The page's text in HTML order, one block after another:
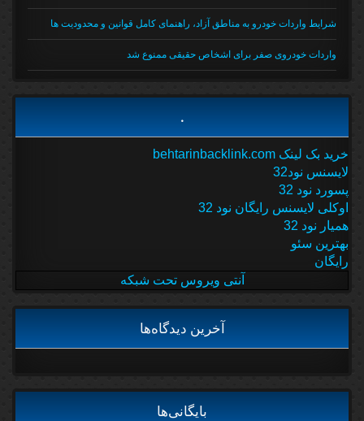
شرایط واردات خودرو به مناطق آزاد، راهنمای کامل قوانین و محدودیت ها
واردات خودروی صفر برای اشخاص حقیقی ممنوع شد
خرید بک لینک behtarinbacklink.com
لایسنس نود32
پسورد نود 32
اوکلی لایسنس رایگان نود 32
همیار نود 32
بهترین سئو
رایگان
آنتی ویروس تحت شبکه
آخرین دیدگاه‌ها
بایگانی‌ها